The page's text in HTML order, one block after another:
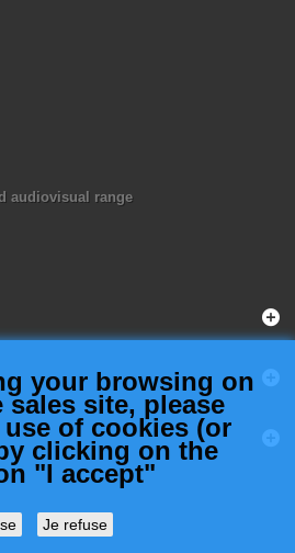
audiovisual range
your browsing on
site, please
of cookies (or
clicking on the
"I accept"
Je refuse